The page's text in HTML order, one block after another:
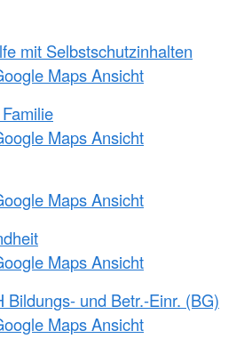
mit Selbstschutzinhalten
Maps Ansicht
Maps Ansicht
Maps Ansicht
Maps Ansicht
Bildungs- und Betr.-Einr. (BG)
Maps Ansicht